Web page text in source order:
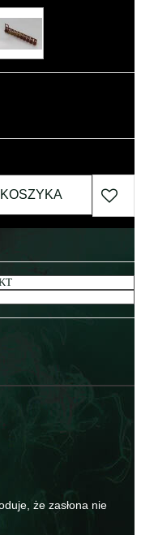
że zasłona nie